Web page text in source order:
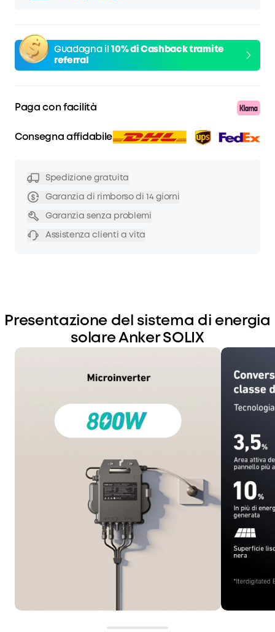
Guadagna il10%di Cashback tramite
referral
Paga con facilità
Consegna affidabile
Spedizione gratuita
Garanzia di rimborso di 14 giorni
Garanzia senza problemi
Assistenza clienti a vita
Presentazione del sistema di energia
solare Anker SOLIX